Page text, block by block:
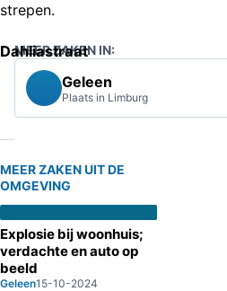
strepen.
Dahliastraat
MEER ZAKEN IN:
Geleen
Plaats in Limburg
MEER ZAKEN UIT DE
OMGEVING
Explosie bij woonhuis;
verdachte en auto op
beeld
Geleen15-10-2024